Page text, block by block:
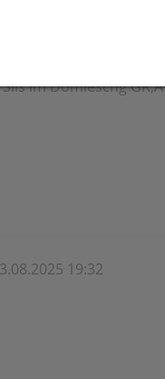
im Domleschg
19:32